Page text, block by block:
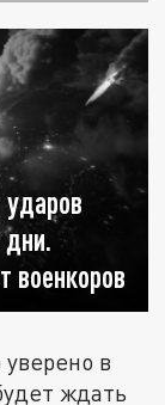
военкоров
в
ждать